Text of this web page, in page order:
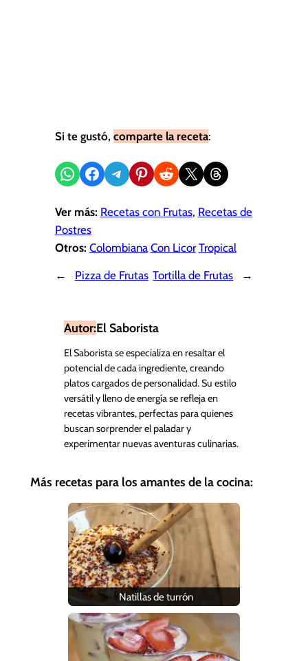
Si te gustó, comparte la receta:
Compartir en WhatsApp
Compartir en Facebook
Compartir en Telegram
Compartir en Pinterest
Compartir en Reddit
Compartir en X Share on Threads
Ver más: Recetas con Frutas, Recetas de
Postres
Otros: Colombiana Con Licor Tropical
←
Pizza de Frutas Tortilla de Frutas →
Autor:El Saborista
El Saborista se especializa en resaltar el
potencial de cada ingrediente, creando
platos cargados de personalidad. Su estilo
versátil y lleno de energía se refleja en
recetas vibrantes, perfectas para quienes
buscan sorprender el paladar y
experimentar nuevas aventuras culinarias.
Más recetas para los amantes de la cocina:
Natillas de turrón